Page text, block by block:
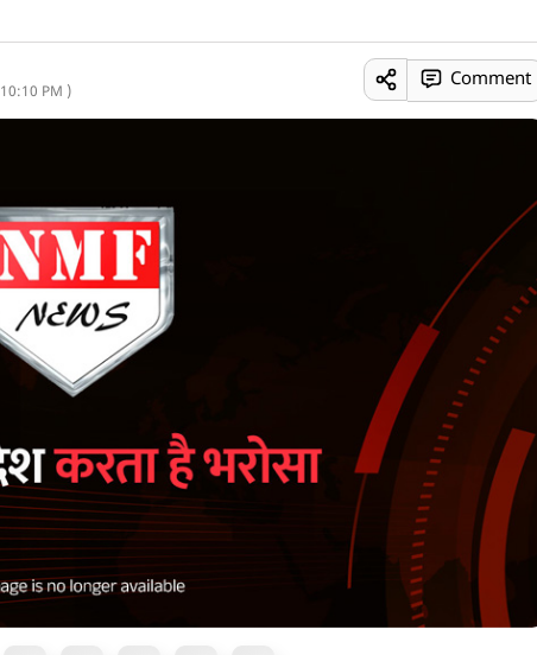
10:10 PM )
Comment